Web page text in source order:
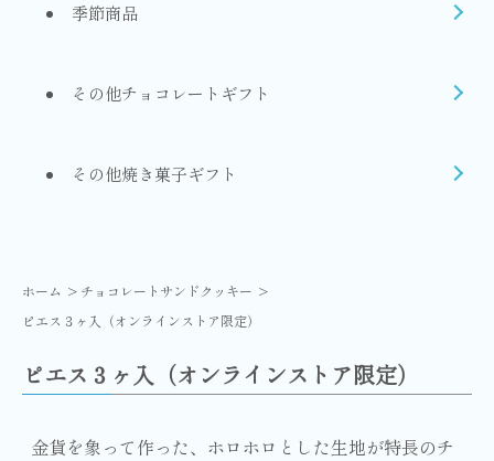
季節商品
その他チョコレートギフト
その他焼き菓子ギフト
ホーム
チョコレートサンドクッキー
ピエス３ヶ入（オンラインストア限定）
ピエス３ヶ入（オンラインストア限定）
金貨を象って作った、ホロホロとした生地が特長のチ